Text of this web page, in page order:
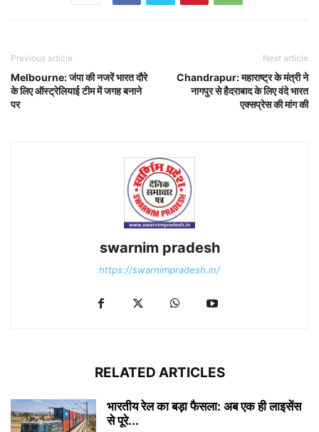
Previous article
Melbourne: जंपा की नजरें भारत दौरे
के लिए ऑस्ट्रेलियाई टीम में जगह बनाने
पर
Next article
Chandrapur: महाराष्ट्र के मंत्री ने
नागपुर से हैदराबाद के लिए वंदे भारत
एक्सप्रेस की मांग की
swarnim pradesh
https://swarnimpradesh.in/
RELATED ARTICLES
भारतीय रेल का बड़ा फैसला: अब एक ही लाइसेंस
से पूरे...